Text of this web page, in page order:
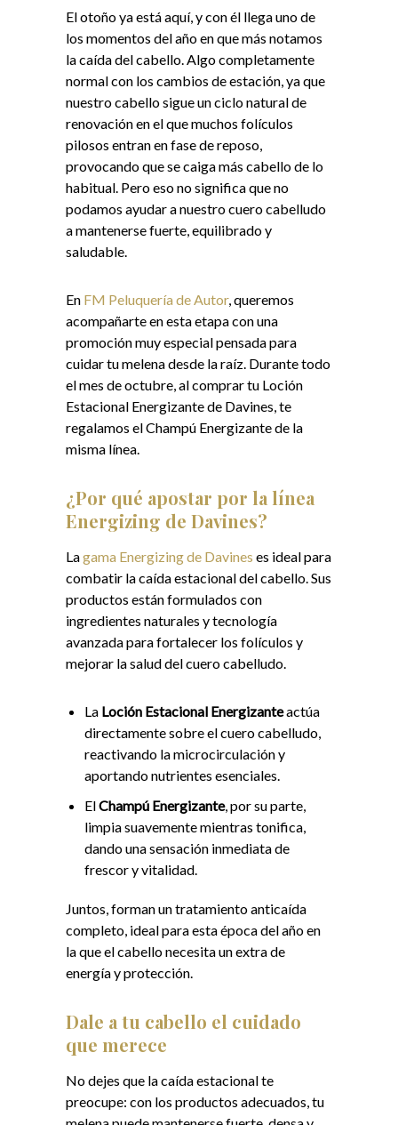
El otoño ya está aquí, y con él llega uno de
los momentos del año en que más notamos
la caída del cabello. Algo completamente
normal con los cambios de estación, ya que
nuestro cabello sigue un ciclo natural de
renovación en el que muchos folículos
pilosos entran en fase de reposo,
provocando que se caiga más cabello de lo
habitual. Pero eso no significa que no
podamos ayudar a nuestro cuero cabelludo
a mantenerse fuerte, equilibrado y
saludable.
En FM Peluquería de Autor, queremos
acompañarte en esta etapa con una
promoción muy especial pensada para
cuidar tu melena desde la raíz. Durante todo
el mes de octubre, al comprar tu Loción
Estacional Energizante de Davines, te
regalamos el Champú Energizante de la
misma línea.
¿Por qué apostar por la línea
Energizing de Davines?
Lagama Energizing de Davines es ideal para
combatir la caída estacional del cabello. Sus
productos están formulados con
ingredientes naturales y tecnología
avanzada para fortalecer los folículos y
mejorar la salud del cuero cabelludo.
La Loción Estacional Energizanteactúa
directamente sobre el cuero cabelludo,
reactivando la microcirculación y
aportando nutrientes esenciales.
ElChampú Energizante, por su parte,
limpia suavemente mientras tonifica,
dando una sensación inmediata de
frescor y vitalidad.
Juntos, forman un tratamiento anticaída
completo, ideal para esta época del año en
la que el cabello necesita un extra de
energía y protección.
Dale a tu cabello el cuidado
que merece
No dejes que la caída estacional te
preocupe: con los productos adecuados, tu